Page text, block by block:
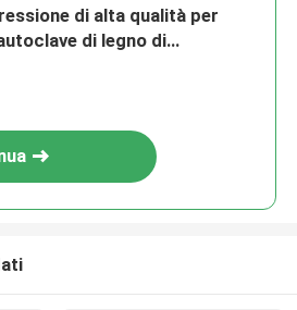
di alta qualità per
di legno di